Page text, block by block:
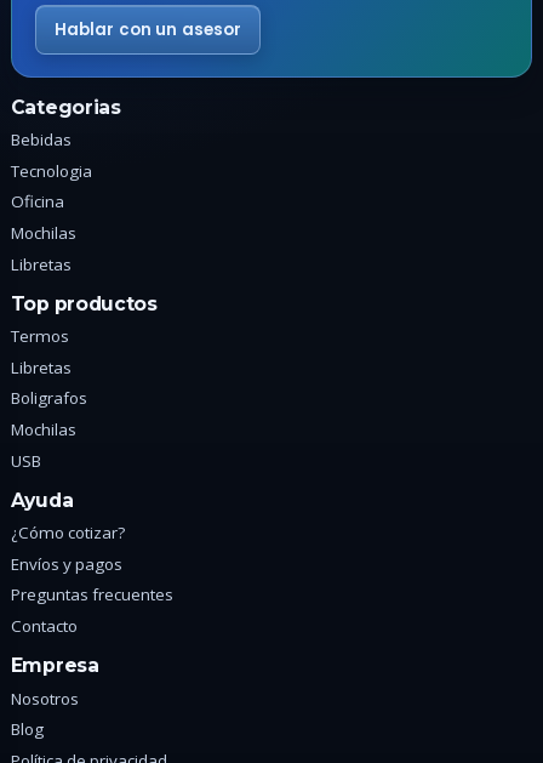
de
producto
Hablar con un asesor
Categorias
Bebidas
Tecnologia
Oficina
Mochilas
Libretas
Top productos
Termos
Libretas
Boligrafos
Mochilas
USB
Ayuda
¿Cómo cotizar?
Envíos y pagos
Preguntas frecuentes
Contacto
Empresa
Nosotros
Blog